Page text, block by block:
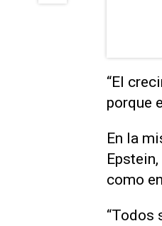
“El
porque
En la
como
“Todos